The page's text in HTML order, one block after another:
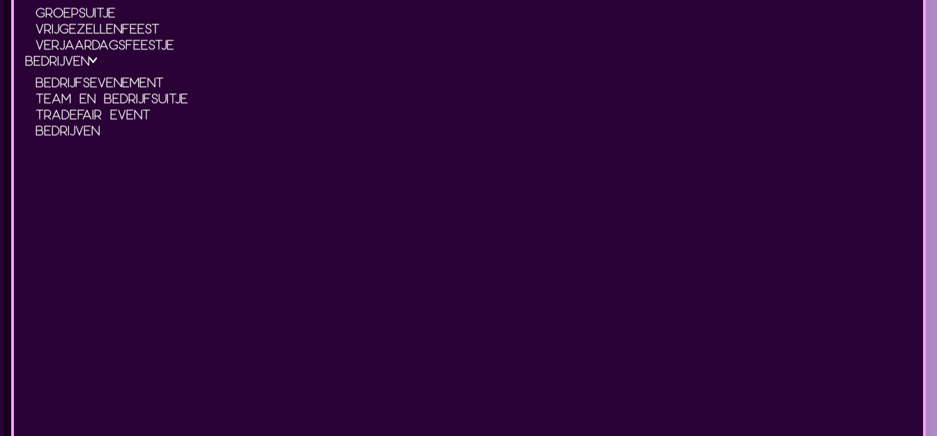
GROEPSUITJE
VRIJGEZELLENFEEST
VERJAARDAGSFEESTJE
BEDRIJVEN
BEDRIJFSEVENEMENT
TEAM EN BEDRIJFSUITJE
TRADEFAIR EVENT
BEDRIJVEN